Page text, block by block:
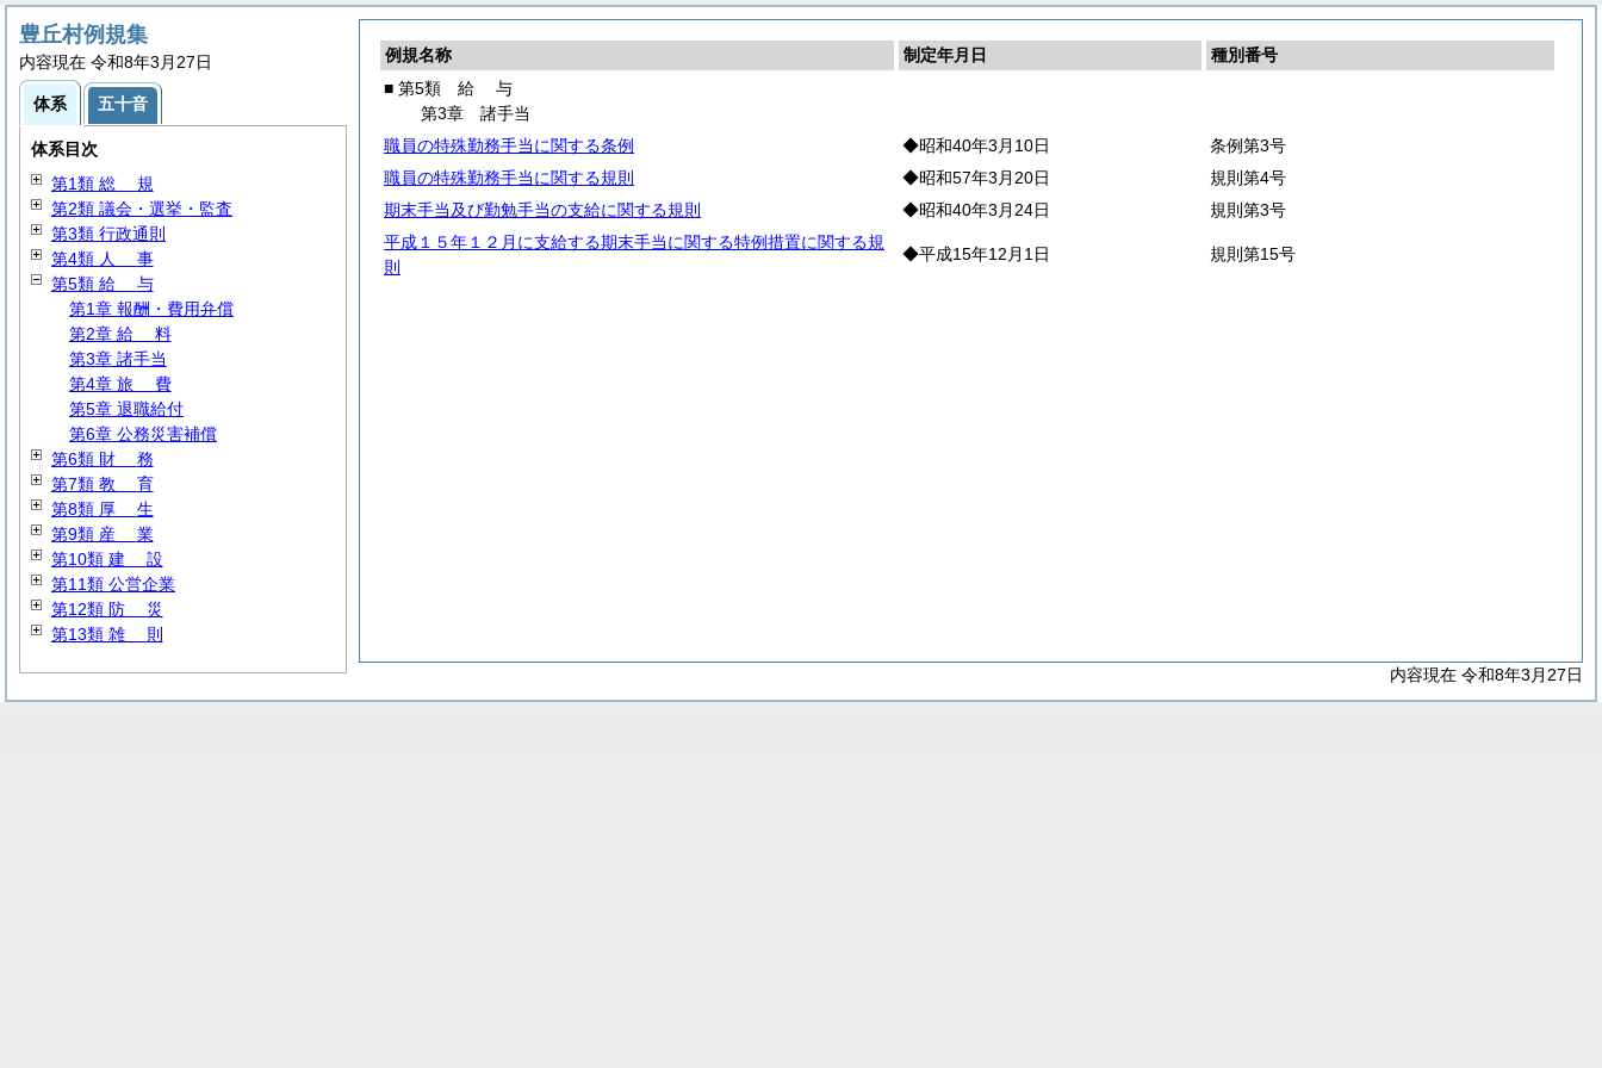
例規名称 制定年月日
種別番号
■ 第5類 給 与
第3章 諸手当
職員の特殊勤務手当に関する条例
◆昭和40年3月10日
条例第3号
職員の特殊勤務手当に関する規則
◆昭和57年3月20日
規則第4号
期末手当及び勤勉手当の支給に関する規則
◆昭和40年3月24日
規則第3号
平成１５年１２月に支給する期末手当に関する特例措置に関する規
則
◆平成15年12月1日 規則第15号
内容現在 令和8年3月27日
豊丘村例規集
内容現在 令和8年3月27日
体系 五十音
体系目次
第1類 総 規
第2類 議会・選挙・監査
第3類 行政通則
第4類 人 事
第5類 給 与
第1章 報酬・費用弁償
第2章 給 料
第3章 諸手当
第4章 旅 費
第5章 退職給付
第6章 公務災害補償
第6類 財 務
第7類 教 育
第8類 厚 生
第9類 産 業
第10類 建 設
第11類 公営企業
第12類 防 災
第13類 雑 則